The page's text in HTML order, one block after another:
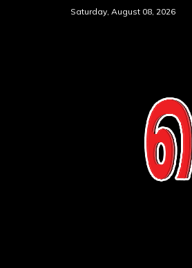
Saturday, August 08, 2026